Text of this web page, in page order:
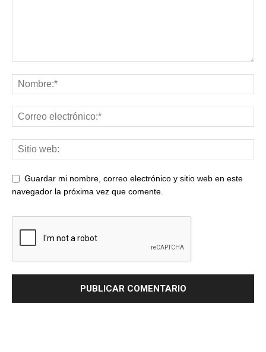
Guardar mi nombre, correo electrónico y sitio web en este
navegador la próxima vez que comente.